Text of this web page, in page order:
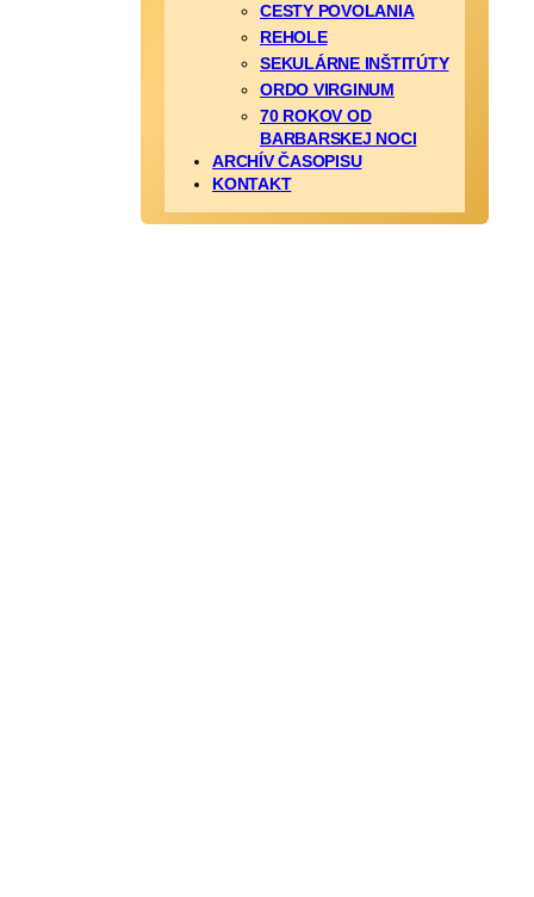
CESTY POVOLANIA
REHOLE
SEKULÁRNE INŠTITÚTY
ORDO VIRGINUM
70 ROKOV OD
BARBARSKEJ NOCI
ARCHÍV ČASOPISU
KONTAKT